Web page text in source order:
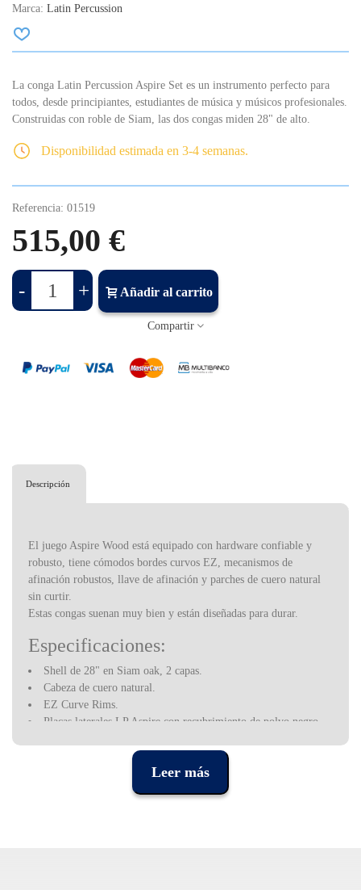
Marca: Latin Percussion
La conga Latin Percussion Aspire Set es un instrumento perfecto para
todos, desde principiantes, estudiantes de música y músicos profesionales.
Construidas con roble de Siam, las dos congas miden 28" de alto.
Disponibilidad estimada en 3-4 semanas.
Referencia: 01519
515,00 €
- + Añadir al carrito
Compartir
Descripción
El juego Aspire Wood está equipado con hardware confiable y
robusto, tiene cómodos bordes curvos EZ, mecanismos de
afinación robustos, llave de afinación y parches de cuero natural
sin curtir.
Estas congas suenan muy bien y están diseñadas para durar.
Especificaciones:
Shell de 28" en Siam oak, 2 capas.
Cabeza de cuero natural.
EZ Curve Rims.
Placas laterales LP Aspire con recubrimiento de polvo negro,
Coincidencia bongos disponible.
Latin Percussion es una marca estadounidense, que surgió en la
Leer más